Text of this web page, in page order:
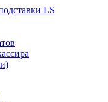
LS